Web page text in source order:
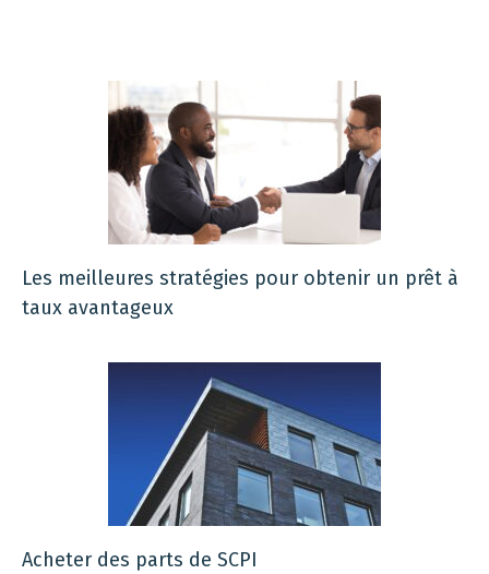
Les meilleures stratégies pour obtenir un prêt à
taux avantageux
Acheter des parts de SCPI